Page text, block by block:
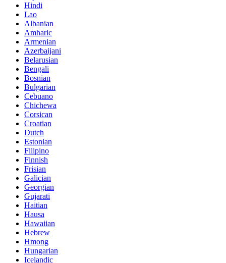
Hindi
Lao
Albanian
Amharic
Armenian
Azerbaijani
Belarusian
Bengali
Bosnian
Bulgarian
Cebuano
Chichewa
Corsican
Croatian
Dutch
Estonian
Filipino
Finnish
Frisian
Galician
Georgian
Gujarati
Haitian
Hausa
Hawaiian
Hebrew
Hmong
Hungarian
Icelandic